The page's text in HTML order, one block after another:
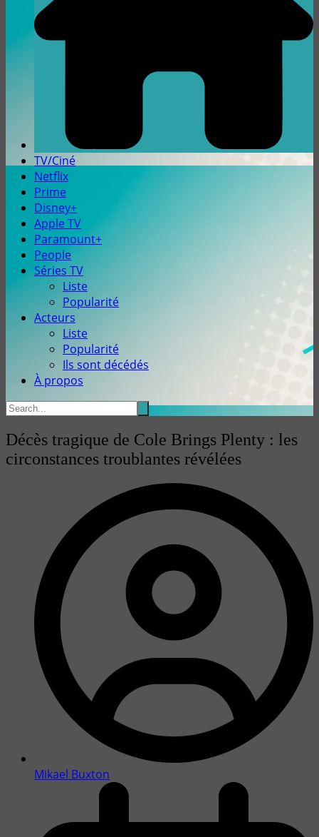
TV/Ciné
Netflix
Prime
Disney+
Apple TV
Paramount+
People
Séries TV
Liste
Popularité
Acteurs
Liste
Popularité
Ils sont décédés
À propos
Décès tragique de Cole Brings Plenty : les
circonstances troublantes révélées
Mikael Buxton